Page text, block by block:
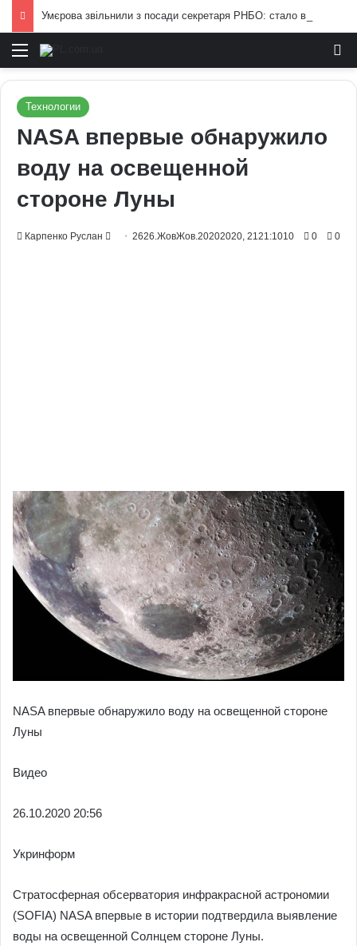
Меню
Технологии
NASA впервые обнаружило
воду на освещенной
стороне Луны
Карпенко Руслан
Send2626.ЖовЖов.20202020, 2121:1010 0 0
NASA впервые обнаружило воду на освещенной стороне
Луны
Видео
26.10.2020 20:56
Укринформ
Стратосферная обсерватория инфракрасной астрономии
(SOFIA) NASA впервые в истории подтвердила выявление
воды на освещенной Солнцем стороне Луны.